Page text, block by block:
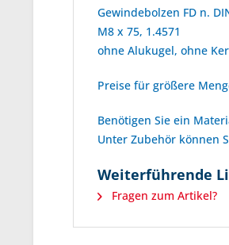
Gewindebolzen FD n.
M8 x 75, 1.4571
ohne Alukugel, ohne
Preise für größere
Benötigen Sie ein
Unter Zubehör können
Weiterführende
Fragen zum Artikel?